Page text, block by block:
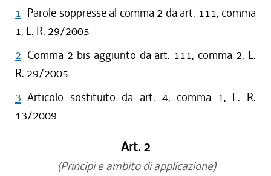
1 Parole soppresse al comma 2 da art. 111, comma
1, L. R. 29/2005
2 Comma 2 bis aggiunto da art. 111, comma 2, L.
R. 29/2005
3 Articolo sostituito da art. 4, comma 1, L. R.
13/2009
Art. 2
(Principi e ambito di applicazione)